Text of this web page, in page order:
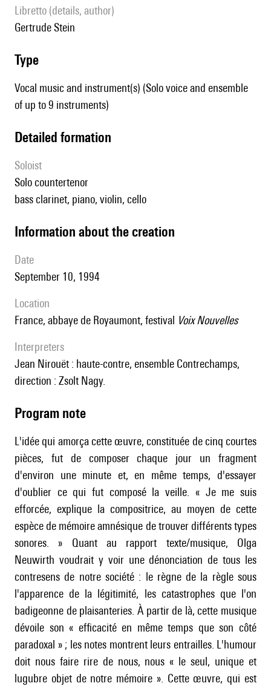
Libretto (details, author)
Gertrude Stein
type
Vocal music and instrument(s) (Solo voice and ensemble
of up to 9 instruments)
detailed formation
Soloist
solo countertenor
bass clarinet, piano, violin, cello
information about the creation
date
September 10, 1994
location
France, abbaye de Royaumont, festival Voix Nouvelles
interpreters
Jean Nirouët : haute-contre, ensemble Contrechamps,
direction : Zsolt Nagy.
Program note
L'idée qui amorça cette œuvre, constituée de cinq courtes
pièces, fut de composer chaque jour un fragment
d'environ une minute et, en même temps, d'essayer
d'oublier ce qui fut composé la veille. « Je me suis
efforcée, explique la compositrice, au moyen de cette
espèce de mémoire amnésique de trouver différents types
sonores. » Quant au rapport texte/musique, Olga
Neuwirth voudrait y voir une dénonciation de tous les
contresens de notre société : le règne de la règle sous
l'apparence de la légitimité, les catastrophes que l'on
badigeonne de plaisanteries. À partir de là, cette musique
dévoile son « efficacité en même temps que son côté
paradoxal » ; les notes montrent leurs entrailles. L'humour
doit nous faire rire de nous, nous « le seul, unique et
lugubre objet de notre mémoire ». Cette œuvre, qui est